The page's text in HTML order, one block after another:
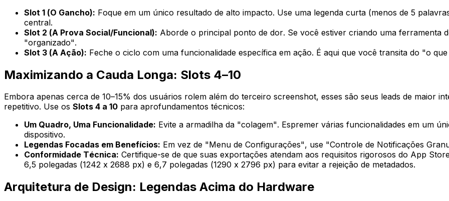
Slot 1 (O Gancho): Foque em um único resultado de alto impacto. Use uma legenda curta (menos de 5
central.
Slot 2 (A Prova Social/Funcional): Aborde o principal ponto de dor. Se você estiver criando uma ferramenta
"organizado".
Slot 3 (A Ação): Feche o ciclo com uma funcionalidade específica em ação. É aqui que você transita do "o
Maximizando a Cauda Longa: Slots 4–10
Embora apenas cerca de 10–15% dos usuários rolem além do terceiro screenshot, esses são seus leads de maior
repetitivo. Use os Slots 4 a 10 para aprofundamentos técnicos:
Um Quadro, Uma Funcionalidade: Evite a armadilha da "colagem". Espremer várias funcionalidades em um
dispositivo.
Legendas Focadas em Benefícios: Em vez de "Menu de Configurações", use "Controle de Notificações
Conformidade Técnica: Certifique-se de que suas exportações atendam aos requisitos rigorosos do App
6,5 polegadas (1242 x 2688 px) e 6,7 polegadas (1290 x 2796 px) para evitar a rejeição de metadados.
Arquitetura de Design: Legendas Acima do Hardware